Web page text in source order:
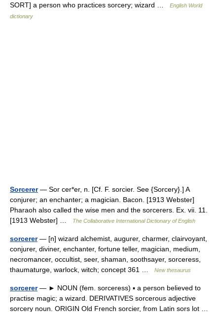
SORT] a person who practices sorcery; wizard …
English World
dictionary
Sorcerer— Sor cer*er, n. [Cf. F. sorcier. See {Sorcery}.] A
conjurer; an enchanter; a magician. Bacon. [1913 Webster]
Pharaoh also called the wise men and the sorcerers. Ex. vii. 11.
[1913 Webster] …
The Collaborative International Dictionary of English
sorcerer— [n] wizard alchemist, augurer, charmer, clairvoyant,
conjurer, diviner, enchanter, fortune teller, magician, medium,
necromancer, occultist, seer, shaman, soothsayer, sorceress,
thaumaturge, warlock, witch; concept 361 …
New thesaurus
sorcerer— ► NOUN (fem. sorceress) ▪ a person believed to
practise magic; a wizard. DERIVATIVES sorcerous adjective
sorcery noun. ORIGIN Old French sorcier, from Latin sors lot …